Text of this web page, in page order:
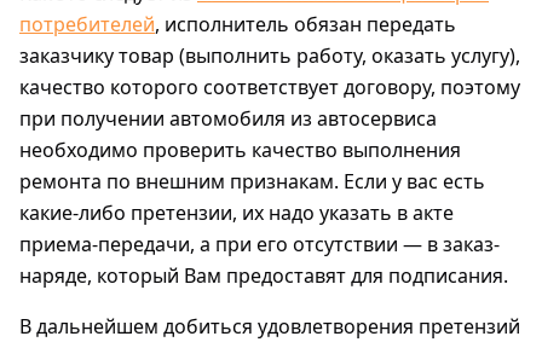
потребителей, исполнитель обязан передать
заказчику товар (выполнить работу, оказать услугу),
качество которого соответствует договору, поэтому
при получении автомобиля из автосервиса
необходимо проверить качество выполнения
ремонта по внешним признакам. Если у вас есть
какие-либо претензии, их надо указать в акте
приема-передачи, а при его отсутствии — в заказ-
наряде, который Вам предоставят для подписания.
В дальнейшем добиться удовлетворения претензий